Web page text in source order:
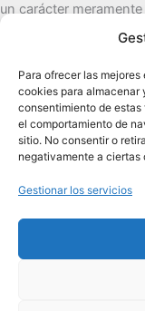
Para ofrecer las
cookies para almacenar
consentimiento de
el comportamiento de
sitio. No consentir o
negativamente a
Gestionar los servicios
un carácter
Senderismo de autor,
Contacto:
1.200